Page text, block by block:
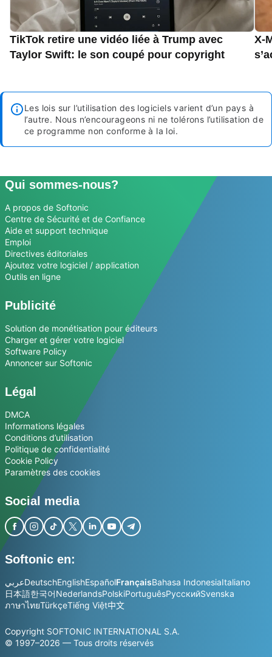
TikTok retire une vidéo liée à Trump avec
Taylor Swift: le son coupé pour copyright
X-
Les lois sur l’utilisation des logiciels varient d’un pays à
l’autre. Nous n’encourageons ni ne tolérons l’utilisation de
ce programme non conforme à la loi.
Qui sommes-nous?
A propos de Softonic
Centre de Sécurité et de Confiance
Aide et support technique
Emploi
Directives éditoriales
Ajoutez votre logiciel / application
Outils en ligne
Publicité
Solution de monétisation pour éditeurs
Charger et gérer votre logiciel
Software Policy
Annoncer sur Softonic
Légal
DMCA
Informations légales
Conditions d’utilisation
Politique de confidentialité
Cookie Policy
Paramètres des cookies
Social media
Softonic en:
عربيDeutschEnglishEspañolFrançaisBahasa IndonesiaItaliano
日本語한국어NederlandsPolskiPortuguêsРусскийSvenska
ภาษาไทยTürkçeTiếng Việt中文
Copyright SOFTONIC INTERNATIONAL S.A.
© 1997–2026 — Tous droits réservés